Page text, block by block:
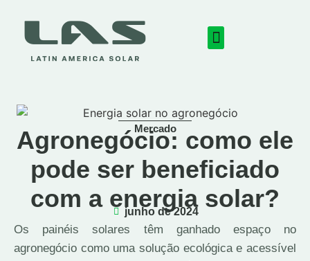
Mercado
Agronegócio: como ele
pode ser beneficiado
com a energia solar?
junho de 2024
Os painéis solares têm ganhado espaço no
agronegócio como uma solução ecológica e acessível